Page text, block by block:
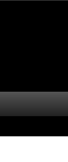
: